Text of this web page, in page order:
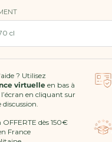
Pastis
12/12
-
Pastis
de
Saint-
Tropez
? Utilisez
virtuelleen bas à
en cliquant sur
OFFERTE dès 150€
France